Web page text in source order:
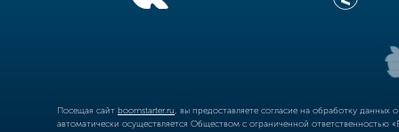
Посещая сайт boomstarter.ru , вы предоставляете согласие на обработку
автоматически осуществляется Обществом с ограниченной